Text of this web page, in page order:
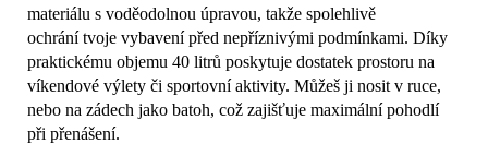
materiálu s voděodolnou úpravou, takže spolehlivě
ochrání tvoje vybavení před nepříznivými podmínkami. Díky
praktickému objemu 40 litrů poskytuje dostatek prostoru na
víkendové výlety či sportovní aktivity. Můžeš ji nosit v ruce,
nebo na zádech jako batoh, což zajišťuje maximální pohodlí
při přenášení.